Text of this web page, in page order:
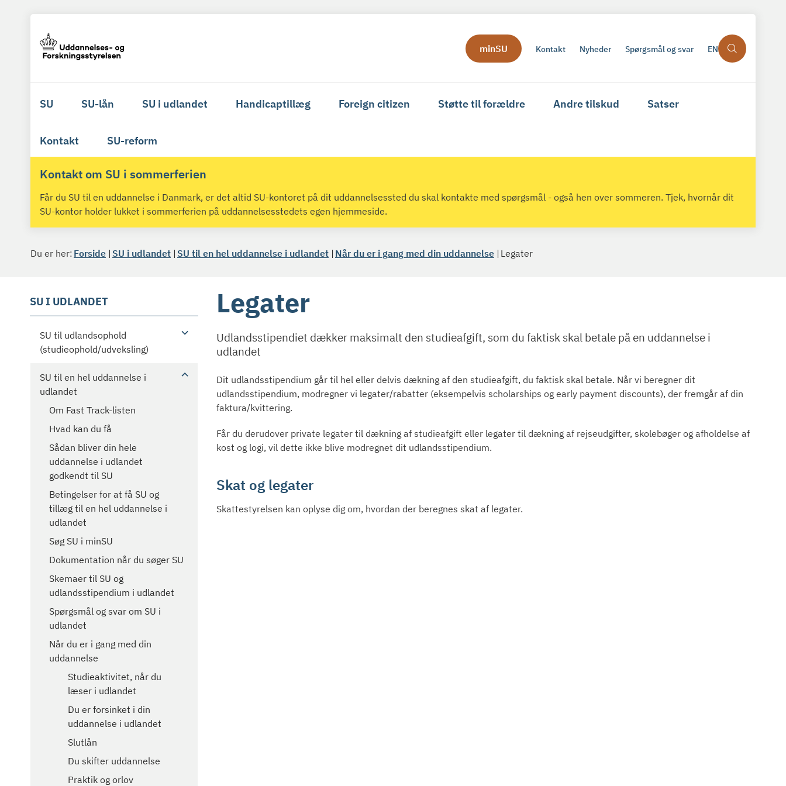
minSU Kontakt Nyheder Spørgsmål og svar EN
SU SU-lån SU i udlandet Handicaptillæg Foreign citizen Støtte til forældre Andre tilskud Satser
Kontakt SU-reform
Kontakt om SU i sommerferien
Får du SU til en uddannelse i Danmark, er det altid SU-kontoret på dit uddannelsessted du skal kontakte med spørgsmål - også hen over sommeren. Tjek, hvornår dit
SU-kontor holder lukket i sommerferien på uddannelsesstedets egen hjemmeside.
Du er her: Forside SU i udlandet SU til en hel uddannelse i udlandet Når du er i gang med din uddannelse Legater
SU I UDLANDET
SU til udlandsophold
(studieophold/udveksling)
SU til en hel uddannelse i
udlandet
Om Fast Track-listen
Hvad kan du få
Sådan bliver din hele
uddannelse i udlandet
godkendt til SU
Betingelser for at få SU og
tillæg til en hel uddannelse i
udlandet
Søg SU i minSU
Dokumentation når du søger SU
Skemaer til SU og
udlandsstipendium i udlandet
Spørgsmål og svar om SU i
udlandet
Når du er i gang med din
uddannelse
Studieaktivitet, når du
læser i udlandet
Du er forsinket i din
uddannelse i udlandet
Slutlån
Du skifter uddannelse
Praktik og orlov
Legater
Udlandsstipendiet dækker maksimalt den studieafgift, som du faktisk skal betale på en uddannelse i
udlandet
Dit udlandsstipendium går til hel eller delvis dækning af den studieafgift, du faktisk skal betale. Når vi beregner dit
udlandsstipendium, modregner vi legater/rabatter (eksempelvis scholarships og early payment discounts), der fremgår af din
faktura/kvittering.
Får du derudover private legater til dækning af studieafgift eller legater til dækning af rejseudgifter, skolebøger og afholdelse af
kost og logi, vil dette ikke blive modregnet dit udlandsstipendium.
Skat og legater
Skattestyrelsen kan oplyse dig om, hvordan der beregnes skat af legater.